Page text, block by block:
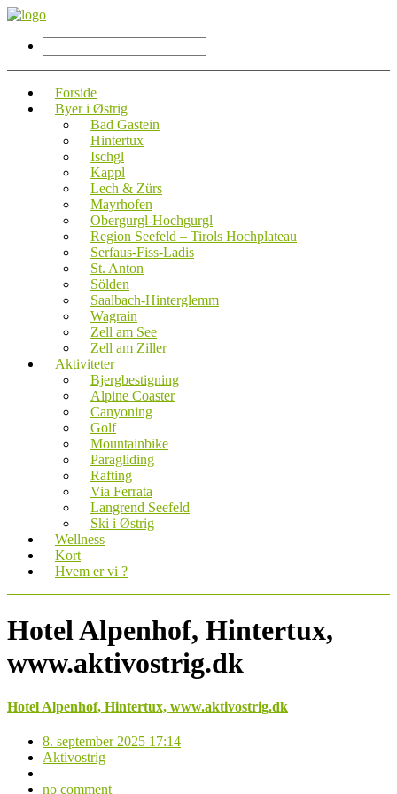
Forside
Byer i Østrig
Bad Gastein
Hintertux
Ischgl
Kappl
Lech & Zürs
Mayrhofen
Obergurgl-Hochgurgl
Region Seefeld – Tirols Hochplateau
Serfaus-Fiss-Ladis
St. Anton
Sölden
Saalbach-Hinterglemm
Wagrain
Zell am See
Zell am Ziller
Aktiviteter
Bjergbestigning
Alpine Coaster
Canyoning
Golf
Mountainbike
Paragliding
Rafting
Via Ferrata
Langrend Seefeld
Ski i Østrig
Wellness
Kort
Hvem er vi ?
Hotel Alpenhof, Hintertux,
www.aktivostrig.dk
Hotel Alpenhof, Hintertux, www.aktivostrig.dk
8. september 2025 17:14
Aktivostrig
no comment